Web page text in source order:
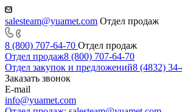
salesteam@yuamet.com Отдел продаж
8 (800) 707-64-70 Отдел продаж
Отдел продаж8 (800) 707-64-70
Отдел закупок и предложений8 (4832) 34-
Заказать звонок
E-mail
info@yuamet.com